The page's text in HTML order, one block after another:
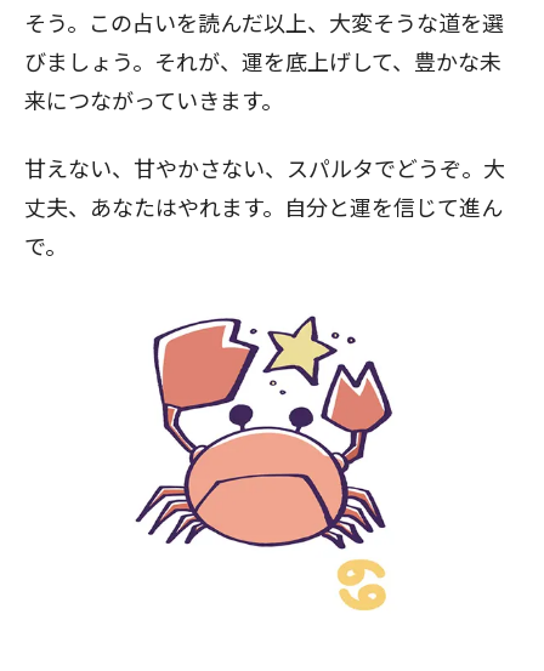
そう。この占いを読んだ以上、大変そうな道を選
びましょう。それが、運を底上げして、豊かな未
来につながっていきます。
甘えない、甘やかさない、スパルタでどうぞ。大
丈夫、あなたはやれます。自分と運を信じて進ん
で。